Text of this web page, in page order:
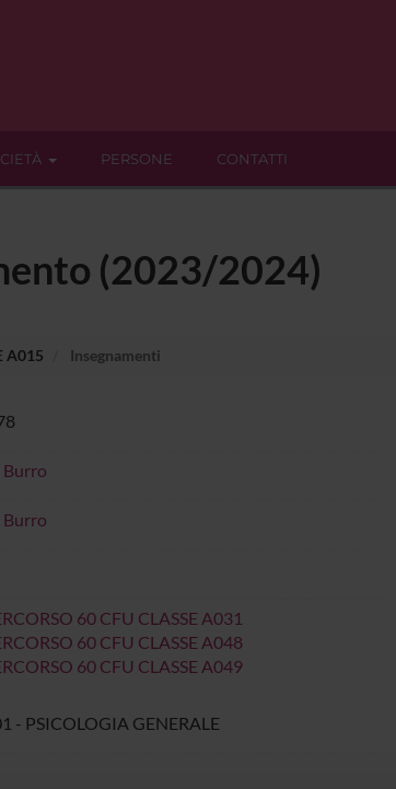
PERSONE CONTATTI
(2023/2024)
A015 Insegnamenti
Burro
Burro
60 CFU CLASSE A031
60 CFU CLASSE A048
60 CFU CLASSE A049
- PSICOLOGIA GENERALE